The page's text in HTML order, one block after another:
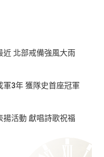
近 北部戒備強風大雨
3年 獲隊史首座冠軍
活動 獻唱詩歌祝福